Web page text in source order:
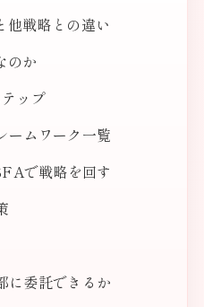
他戦略との違い
のか
ップ
ームワーク一覧
で戦略を回す
に委託できるか